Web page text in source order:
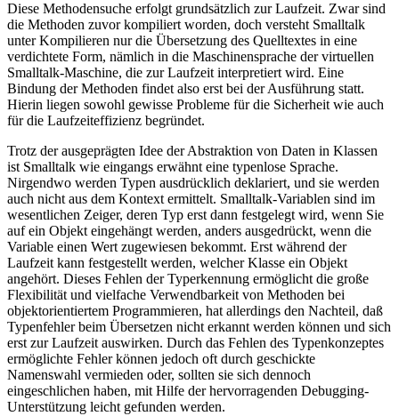
Diese Methodensuche erfolgt grundsätzlich zur Laufzeit. Zwar sind
die Methoden zuvor kompiliert worden, doch versteht Smalltalk
unter Kompilieren nur die Übersetzung des Quelltextes in eine
verdichtete Form, nämlich in die Maschinensprache der virtuellen
Smalltalk-Maschine, die zur Laufzeit interpretiert wird. Eine
Bindung der Methoden findet also erst bei der Ausführung statt.
Hierin liegen sowohl gewisse Probleme für die Sicherheit wie auch
für die Laufzeiteffizienz begründet.
Trotz der ausgeprägten Idee der Abstraktion von Daten in Klassen
ist Smalltalk wie eingangs erwähnt eine typenlose Sprache.
Nirgendwo werden Typen ausdrücklich deklariert, und sie werden
auch nicht aus dem Kontext ermittelt. Smalltalk-Variablen sind im
wesentlichen Zeiger, deren Typ erst dann festgelegt wird, wenn Sie
auf ein Objekt eingehängt werden, anders ausgedrückt, wenn die
Variable einen Wert zugewiesen bekommt. Erst während der
Laufzeit kann festgestellt werden, welcher Klasse ein Objekt
angehört. Dieses Fehlen der Typerkennung ermöglicht die große
Flexibilität und vielfache Verwendbarkeit von Methoden bei
objektorientiertem Programmieren, hat allerdings den Nachteil, daß
Typenfehler beim Übersetzen nicht erkannt werden können und sich
erst zur Laufzeit auswirken. Durch das Fehlen des Typenkonzeptes
ermöglichte Fehler können jedoch oft durch geschickte
Namenswahl vermieden oder, sollten sie sich dennoch
eingeschlichen haben, mit Hilfe der hervorragenden Debugging-
Unterstützung leicht gefunden werden.